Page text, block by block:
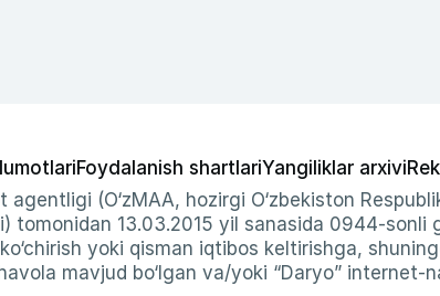
Foydalanish shartlariYangiliklar arxivi
(O‘zMAA, hozirgi O‘zbekiston
13.03.2015 yil sanasida 0944-sonli
yoki qisman iqtibos keltirishga,
mavjud bo‘lgan va/yoki “Daryo” internet-